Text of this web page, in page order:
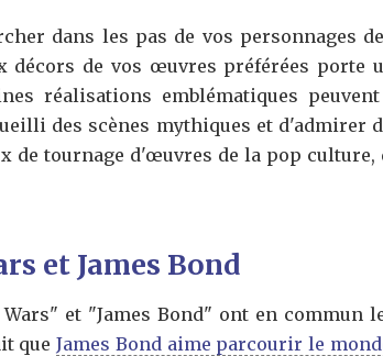
dans les pas de vos personnages
décors de vos œuvres préférées porte
réalisations emblématiques
des scènes mythiques et d'admirer
de tournage d'œuvres de la pop
et James Bond
Wars" et "James Bond" ont en
que James Bond aime parcourir le